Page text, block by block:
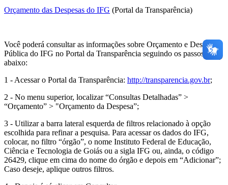
Orçamento das Despesas do IFG (Portal da Transparência)
Você poderá consultar as informações sobre Orçamento e Despesa
Pública do IFG no Portal da Transparência seguindo os passos
abaixo:
1 - Acessar o Portal da Transparência: http://transparencia.gov.br;
2 - No menu superior, localizar “Consultas Detalhadas” >
“Orçamento” > "Orçamento da Despesa”;
3 - Utilizar a barra lateral esquerda de filtros relacionado à opção
escolhida para refinar a pesquisa. Para acessar os dados do IFG,
colocar, no filtro “órgão”, o nome Instituto Federal de Educação,
Ciência e Tecnologia de Goiás ou a sigla IFG ou, ainda, o código
26429, clique em cima do nome do órgão e depois em “Adicionar”;
Caso deseje, aplique outros filtros.